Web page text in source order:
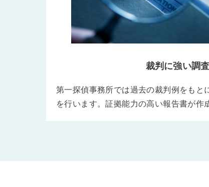
裁判に強い調
第一探偵事務所では過去の裁判例をもと
を行います。証拠能力の高い報告書が作